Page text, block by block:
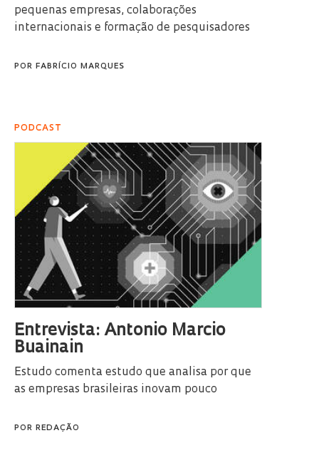
pequenas empresas, colaborações
internacionais e formação de pesquisadores
POR FABRÍCIO MARQUES
PODCAST
Entrevista: Antonio Marcio
Buainain
Estudo comenta estudo que analisa por que
as empresas brasileiras inovam pouco
POR REDAÇÃO